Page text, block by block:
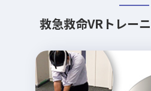
救急救命VRトレー